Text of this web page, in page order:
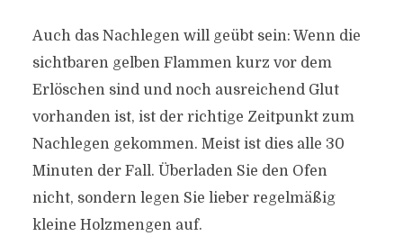
Auch das Nachlegen will geübt sein: Wenn die
sichtbaren gelben Flammen kurz vor dem
Erlöschen sind und noch ausreichend Glut
vorhanden ist, ist der richtige Zeitpunkt zum
Nachlegen gekommen. Meist ist dies alle 30
Minuten der Fall. Überladen Sie den Ofen
nicht, sondern legen Sie lieber regelmäßig
kleine Holzmengen auf.